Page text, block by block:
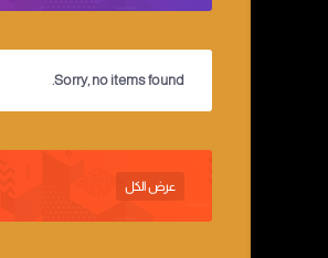
Sorry, no items found.
عرض الكل